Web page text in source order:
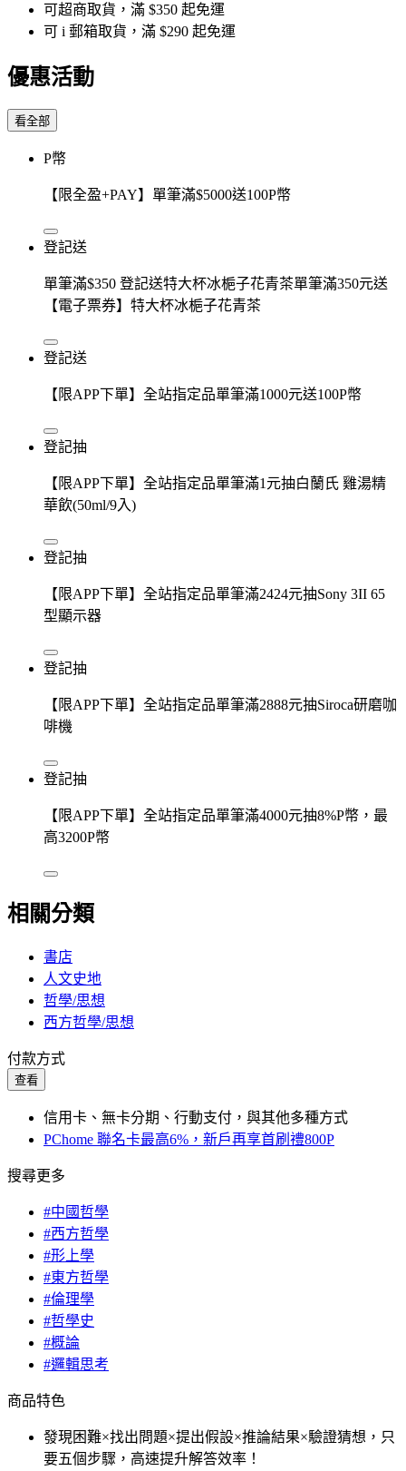
可超商取貨，滿 $350 起免運
可 i 郵箱取貨，滿 $290 起免運
優惠活動
看全部
P幣
【限全盈+PAY】單筆滿$5000送100P幣
登記送
單筆滿$350 登記送特大杯冰梔子花青茶單筆滿350元送
【電子票券】特大杯冰梔子花青茶
登記送
【限APP下單】全站指定品單筆滿1000元送100P幣
登記抽
【限APP下單】全站指定品單筆滿1元抽白蘭氏 雞湯精
華飲(50ml/9入)
登記抽
【限APP下單】全站指定品單筆滿2424元抽Sony 3II 65
型顯示器
登記抽
【限APP下單】全站指定品單筆滿2888元抽Siroca研磨咖
啡機
登記抽
【限APP下單】全站指定品單筆滿4000元抽8%P幣，最
高3200P幣
相關分類
書店
人文史地
哲學/思想
西方哲學/思想
付款方式
查看
信用卡、無卡分期、行動支付，與其他多種方式
PChome 聯名卡最高6%，新戶再享首刷禮800P
搜尋更多
#中國哲學
#西方哲學
#形上學
#東方哲學
#倫理學
#哲學史
#概論
#邏輯思考
商品特色
發現困難×找出問題×提出假設×推論結果×驗證猜想，只
要五個步驟，高速提升解答效率！